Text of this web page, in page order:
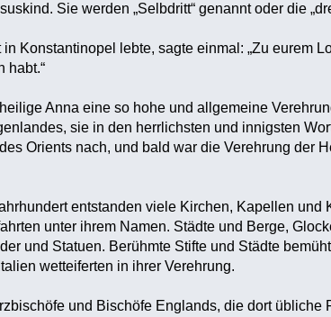
Sie werden „Selbdritt“ genannt oder die
Konstantinopel lebte, sagte einmal: „Zu eurem
habt.“
Anna eine so hohe und allgemeine
sie in den herrlichsten und innigsten
Orients nach, und bald war die Verehrung der
entstanden viele Kirchen, Kapellen und
unter ihrem Namen. Städte und Berge,
und Statuen. Berühmte Stifte und Städte
wetteiferten in ihrer Verehrung.
und Bischöfe Englands, die dort übliche